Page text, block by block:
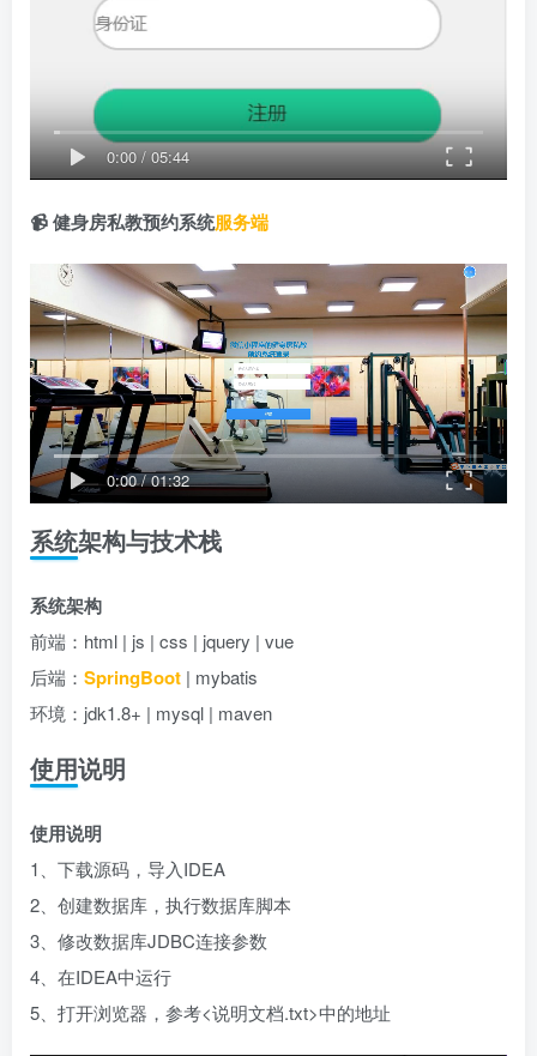
0:00/05:44
📹 健身房私教预约系统服务端
0:00/01:32
系统架构与技术栈
系统架构
前端：html | js | css | jquery | vue
后端： SpringBoot | mybatis
环境：jdk1.8+ | mysql | maven
使用说明
使用说明
1、下载源码，导入IDEA
2、创建数据库，执行数据库脚本
3、修改数据库JDBC连接参数
4、在IDEA中运行
5、打开浏览器，参考<说明文档.txt>中的地址